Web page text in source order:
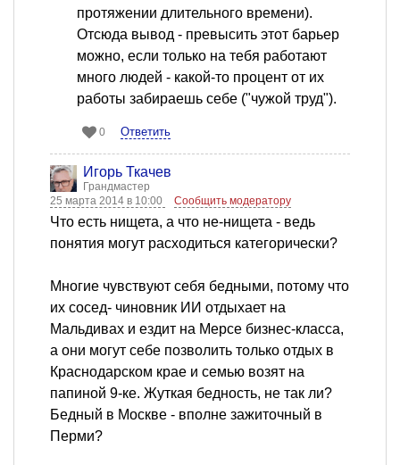
протяжении длительного времени).
Отсюда вывод - превысить этот барьер
можно, если только на тебя работают
много людей - какой-то процент от их
работы забираешь себе ("чужой труд").
0 Ответить
Игорь Ткачев
Грандмастер
25 марта 2014 в 10:00
Сообщить модератору
Что есть нищета, а что не-нищета - ведь
понятия могут расходиться категорически?
Многие чувствуют себя бедными, потому что
их сосед- чиновник ИИ отдыхает на
Мальдивах и ездит на Мерсе бизнес-класса,
а они могут себе позволить только отдых в
Краснодарском крае и семью возят на
папиной 9-ке. Жуткая бедность, не так ли?
Бедный в Москве - вполне зажиточный в
Перми?